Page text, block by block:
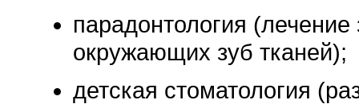
парадонтология
окружающих зуб тканей);
детская стоматология